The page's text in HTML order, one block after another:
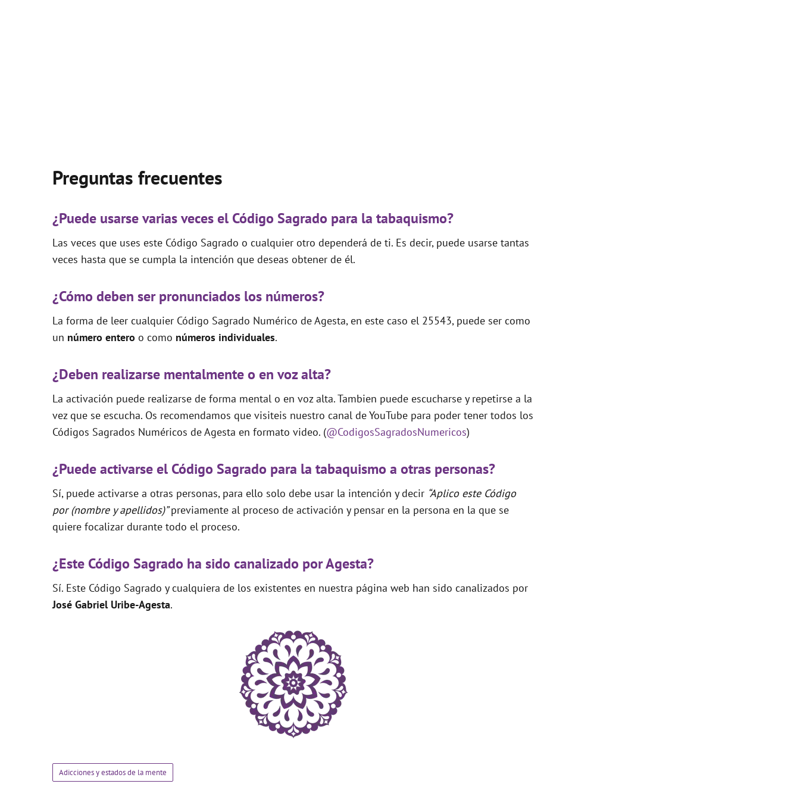
Preguntas frecuentes
¿Puede usarse varias veces el Código Sagrado para la tabaquismo?
Las veces que uses este Código Sagrado o cualquier otro dependerá de ti. Es decir, puede usarse tantas
veces hasta que se cumpla la intención que deseas obtener de él.
¿Cómo deben ser pronunciados los números?
La forma de leer cualquier Código Sagrado Numérico de Agesta, en este caso el 25543, puede ser como
un número entero o como números individuales.
¿Deben realizarse mentalmente o en voz alta?
La activación puede realizarse de forma mental o en voz alta. Tambien puede escucharse y repetirse a la
vez que se escucha. Os recomendamos que visiteis nuestro canal de YouTube para poder tener todos los
Códigos Sagrados Numéricos de Agesta en formato video. (@CodigosSagradosNumericos)
¿Puede activarse el Código Sagrado para la tabaquismo a otras personas?
Sí, puede activarse a otras personas, para ello solo debe usar la intención y decir “Aplico este Código
por (nombre y apellidos)”previamente al proceso de activación y pensar en la persona en la que se
quiere focalizar durante todo el proceso.
¿Este Código Sagrado ha sido canalizado por Agesta?
Sí. Este Código Sagrado y cualquiera de los existentes en nuestra página web han sido canalizados por
José Gabriel Uribe-Agesta.
Adicciones y estados de la mente